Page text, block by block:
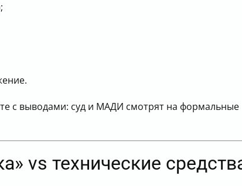
с выводами: суд и МАДИ смотрят на формальные
vs технические